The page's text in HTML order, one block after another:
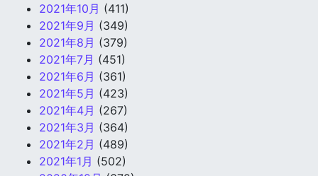
2021年10月 (411)
2021年9月 (349)
2021年8月 (379)
2021年7月 (451)
2021年6月 (361)
2021年5月 (423)
2021年4月 (267)
2021年3月 (364)
2021年2月 (489)
2021年1月 (502)